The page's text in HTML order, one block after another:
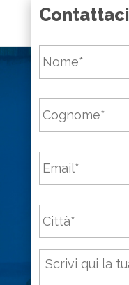
Contattaci
Nome *
Cognome *
Email *
Città *
Messaggio *